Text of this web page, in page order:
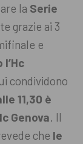
la Serie
grazie ai 3
e
condividono
11,30 è
Genova . Il
che le